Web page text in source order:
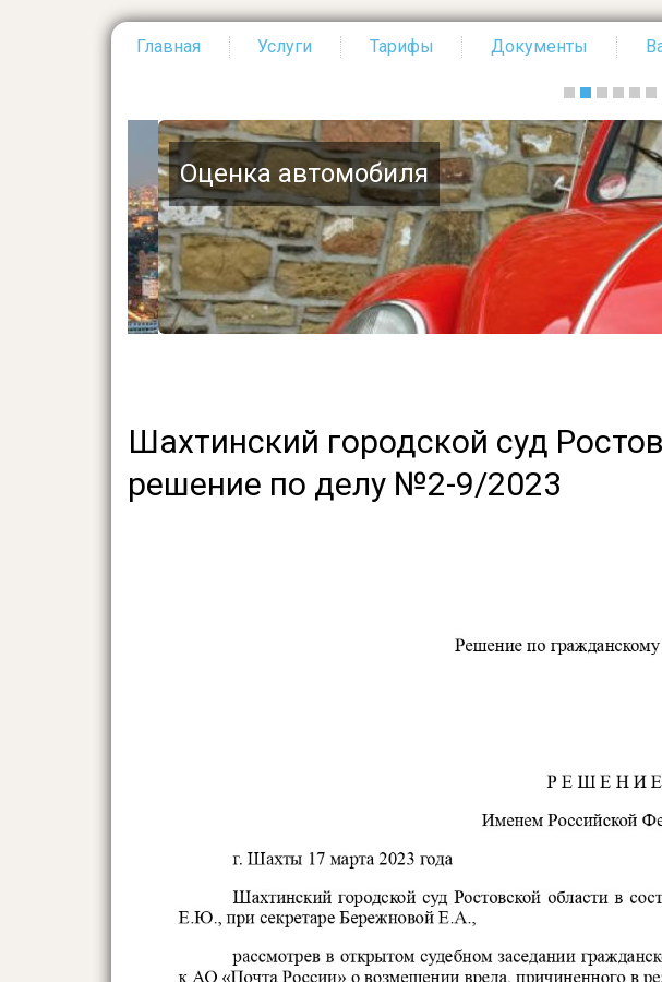
Главная Услуги Тарифы Документы
Оценка автомобиля
Шахтинский городской суд
решение по делу №2-9/2023